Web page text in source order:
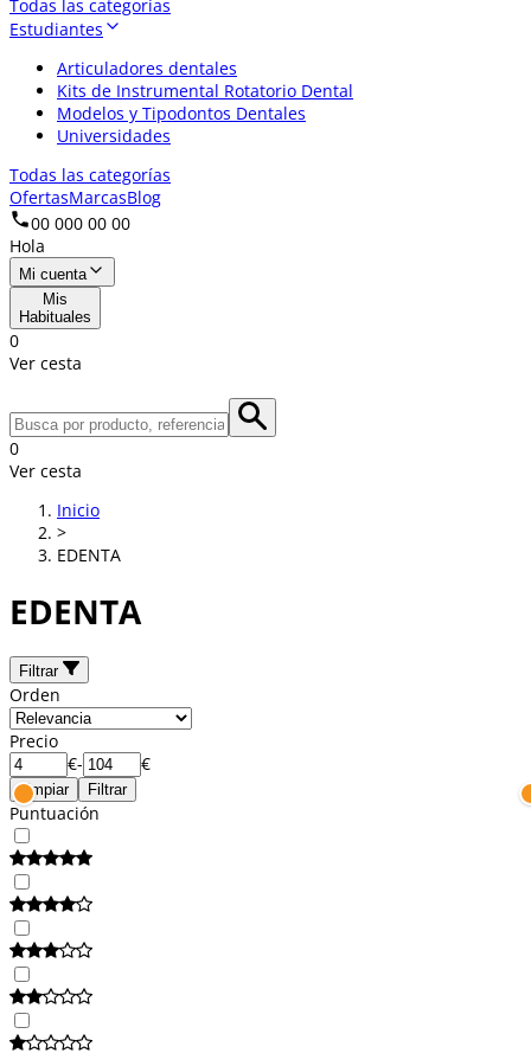
Todas las categorías
Estudiantes
Articuladores dentales
Kits de Instrumental Rotatorio Dental
Modelos y Tipodontos Dentales
Universidades
Todas las categorías
OfertasMarcasBlog
00 000 00 00
Hola
Mi cuenta
Mis
Habituales
0
Ver cesta
0
Ver cesta
Inicio
>
EDENTA
EDENTA
Filtrar
Orden
Precio
€- €
Limpiar Filtrar
Puntuación